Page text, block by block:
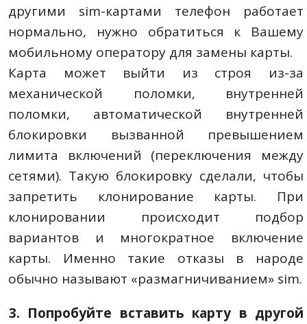
другими sim-картами телефон работает
нормально, нужно обратиться к Вашему
мобильному оператору для замены карты.
Карта может выйти из строя из-за
механической поломки, внутренней
поломки, автоматической внутренней
блокировки вызванной превышением
лимита включений (переключения между
сетями). Такую блокировку сделали, чтобы
запретить клонирование карты. При
клонировании происходит подбор
вариантов и многократное включение
карты. Именно такие отказы в народе
обычно называют «размагничиванием» sim.
3. Попробуйте вставить карту в другой